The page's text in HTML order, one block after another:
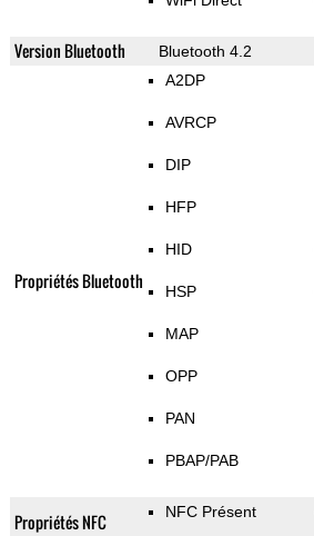
Version Bluetooth Bluetooth 4.2
Propriétés Bluetooth
A2DP
AVRCP
DIP
HFP
HID
HSP
MAP
OPP
PAN
PBAP/PAB
Propriétés NFC NFC Présent